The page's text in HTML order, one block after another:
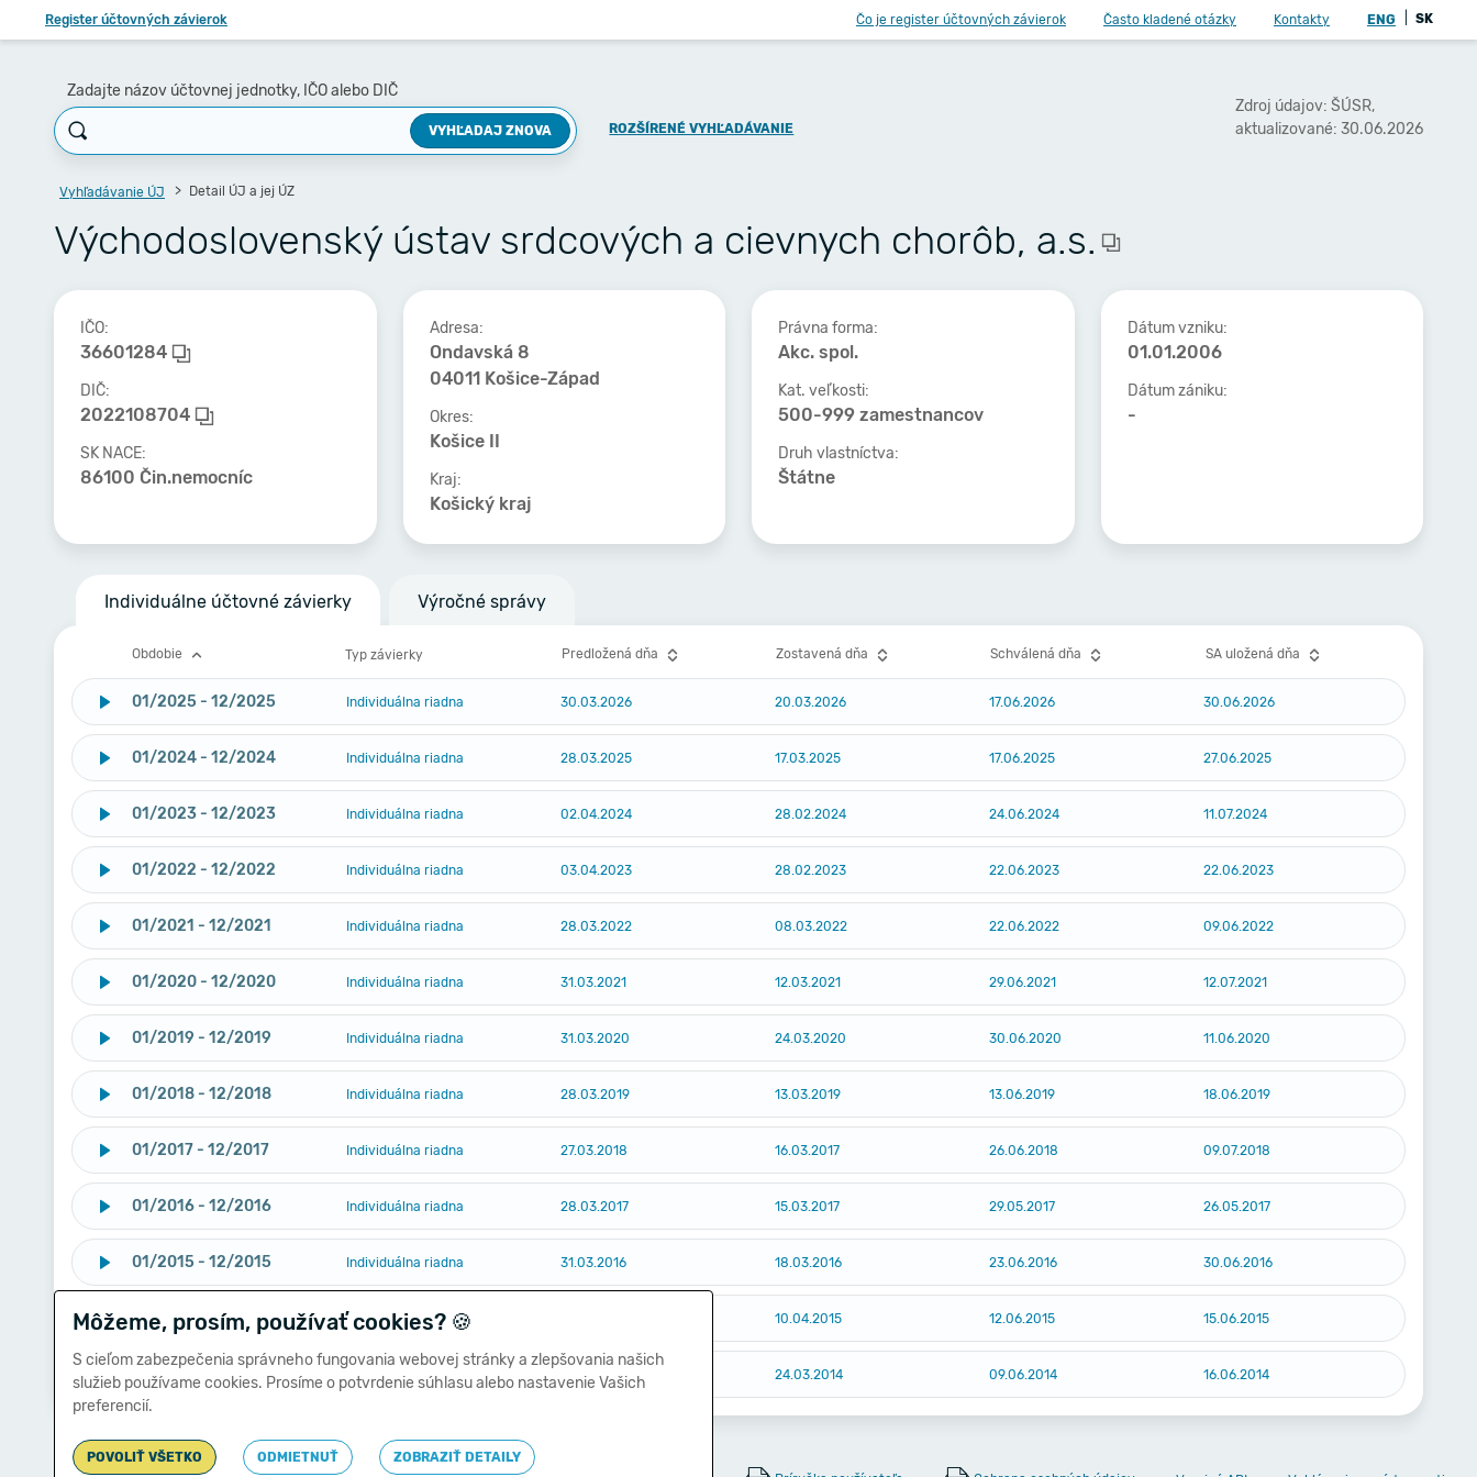
Register účtovných závierok Čo je register účtovných závierok Často kladené otázky Kontakty ENG SK
Zadajte názov účtovnej jednotky, IČO alebo DIČ
VYHĽADAJ ZNOVA ROZŠÍRENÉ VYHĽADÁVANIE
Zdroj údajov: ŠÚSR,
aktualizované: 30.06.2026
Vyhľadávanie ÚJ Detail ÚJ a jej ÚZ
Východoslovenský ústav srdcových a cievnych chorôb, a.s.
IČO:
36601284
DIČ:
2022108704
SK NACE:
86100 Čin.nemocníc
Adresa:
Ondavská 8
04011 Košice-Západ
Okres:
Košice II
Kraj:
Košický kraj
Právna forma:
Akc. spol.
Kat. veľkosti:
500-999 zamestnancov
Druh vlastníctva:
Štátne
Dátum vzniku:
01.01.2006
Dátum zániku:
-
Individuálne účtovné závierky Výročné správy
Obdobie Typ závierky Predložená dňa Zostavená dňa Schválená dňa SA uložená dňa
01/2025 - 12/2025 Individuálna riadna 30.03.2026 20.03.2026 17.06.2026 30.06.2026
01/2024 - 12/2024 Individuálna riadna 28.03.2025 17.03.2025 17.06.2025 27.06.2025
01/2023 - 12/2023 Individuálna riadna 02.04.2024 28.02.2024 24.06.2024 11.07.2024
01/2022 - 12/2022 Individuálna riadna 03.04.2023 28.02.2023 22.06.2023 22.06.2023
01/2021 - 12/2021 Individuálna riadna 28.03.2022 08.03.2022 22.06.2022 09.06.2022
01/2020 - 12/2020 Individuálna riadna 31.03.2021 12.03.2021 29.06.2021 12.07.2021
01/2019 - 12/2019 Individuálna riadna 31.03.2020 24.03.2020 30.06.2020 11.06.2020
01/2018 - 12/2018 Individuálna riadna 28.03.2019 13.03.2019 13.06.2019 18.06.2019
01/2017 - 12/2017 Individuálna riadna 27.03.2018 16.03.2017 26.06.2018 09.07.2018
01/2016 - 12/2016 Individuálna riadna 28.03.2017 15.03.2017 29.05.2017 26.05.2017
01/2015 - 12/2015 Individuálna riadna 31.03.2016 18.03.2016 23.06.2016 30.06.2016
01/2014 - 12/2014 Individuálna riadna 10.04.2015 12.06.2015 15.06.2015
01/2013 - 12/2013 Individuálna riadna 28.03.2014 24.03.2014 09.06.2014 16.06.2014
Môžeme, prosím, používať cookies? 🍪
S cieľom zabezpečenia správneho fungovania webovej stránky a zlepšovania našich
služieb používame cookies. Prosíme o potvrdenie súhlasu alebo nastavenie Vašich
preferencií.
POVOLIŤ VŠETKO ODMIETNUŤ
ZOBRAZIŤ DETAILY